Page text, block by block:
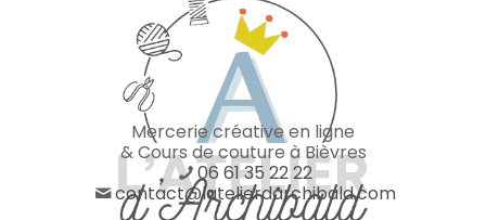
Mercerie créative en ligne
& Cours de couture à Bièvres
06 61 35 22 22
contact@latelierdarchibald.com